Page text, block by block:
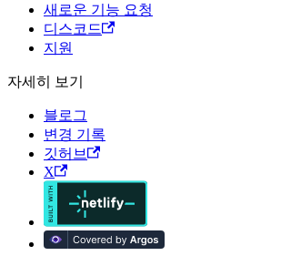
새로운 기능 요청
디스코드
지원
자세히 보기
블로그
변경 기록
깃허브
X